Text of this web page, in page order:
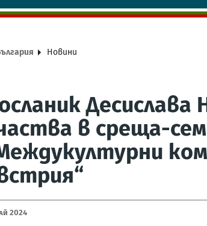
Новини
Десислава
в среща-
2024